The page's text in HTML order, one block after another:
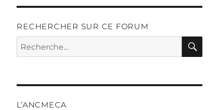
RECHERCHER SUR CE FORUM
Recherche
pour :
L’ANCMECA